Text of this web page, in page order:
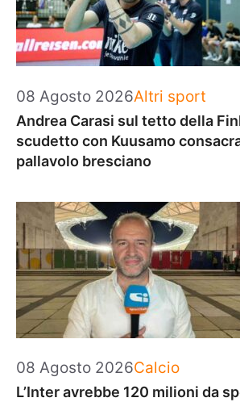
08 Agosto 2026Categorie
Altri sport
Andrea Carasi sul tetto della
scudetto con Kuusamo
pallavolo bresciano
08 Agosto 2026Categorie
Calcio
L’Inter avrebbe 120 milioni da